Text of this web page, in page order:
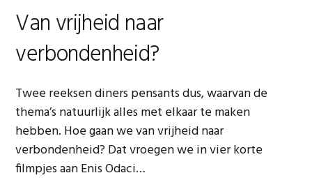
Van vrijheid naar
verbondenheid?
Twee reeksen diners pensants dus, waarvan de
thema’s natuurlijk alles met elkaar te maken
hebben. Hoe gaan we van vrijheid naar
verbondenheid? Dat vroegen we in vier korte
filmpjes aan Enis Odaci…